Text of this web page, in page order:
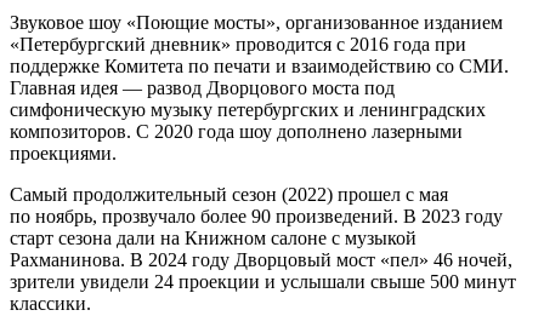
Звуковое шоу «Поющие мосты», организованное изданием
«Петербургский дневник» проводится с 2016 года при
поддержке Комитета по печати и взаимодействию со СМИ.
Главная идея — развод Дворцового моста под
симфоническую музыку петербургских и ленинградских
композиторов. С 2020 года шоу дополнено лазерными
проекциями.
Самый продолжительный сезон (2022) прошел с мая
по ноябрь, прозвучало более 90 произведений. В 2023 году
старт сезона дали на Книжном салоне с музыкой
Рахманинова. В 2024 году Дворцовый мост «пел» 46 ночей,
зрители увидели 24 проекции и услышали свыше 500 минут
классики.